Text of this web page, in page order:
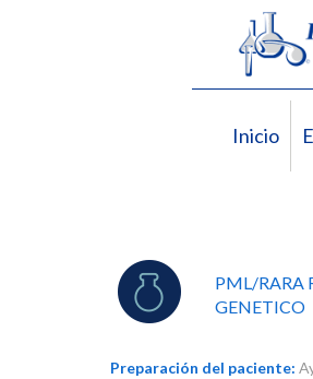
Inicio
PML/RARA
GENETICO
Preparación del paciente: